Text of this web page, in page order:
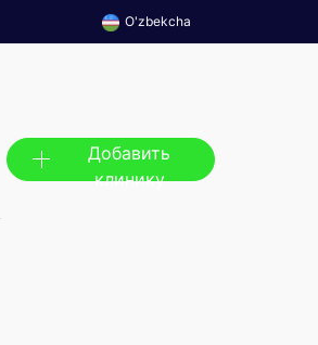
O'zbekcha
Добавить
клинику